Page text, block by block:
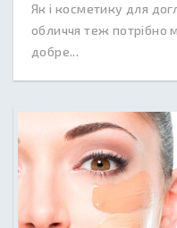
Як і косметику для
обличчя теж потрібно
добре...